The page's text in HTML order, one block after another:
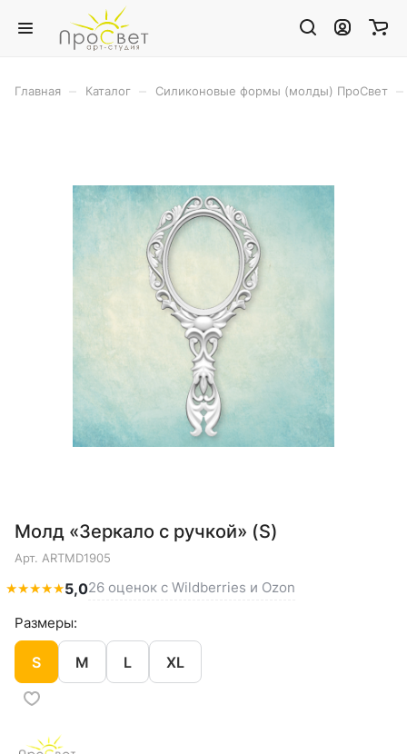
Главная Каталог Силиконовые формы (молды) ПроСвет
Молд «Зеркало с ручкой» (S)
Арт. ARTMD1905
★★★★★5,026 оценок с Wildberries и Ozon
Размеры:
S M L XL